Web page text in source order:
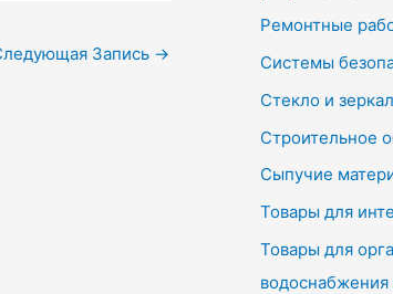
Запись →
Ремонтные
Системы
Стекло и
Строительное
Сыпучие
Товары для
Товары для
водоснабжения